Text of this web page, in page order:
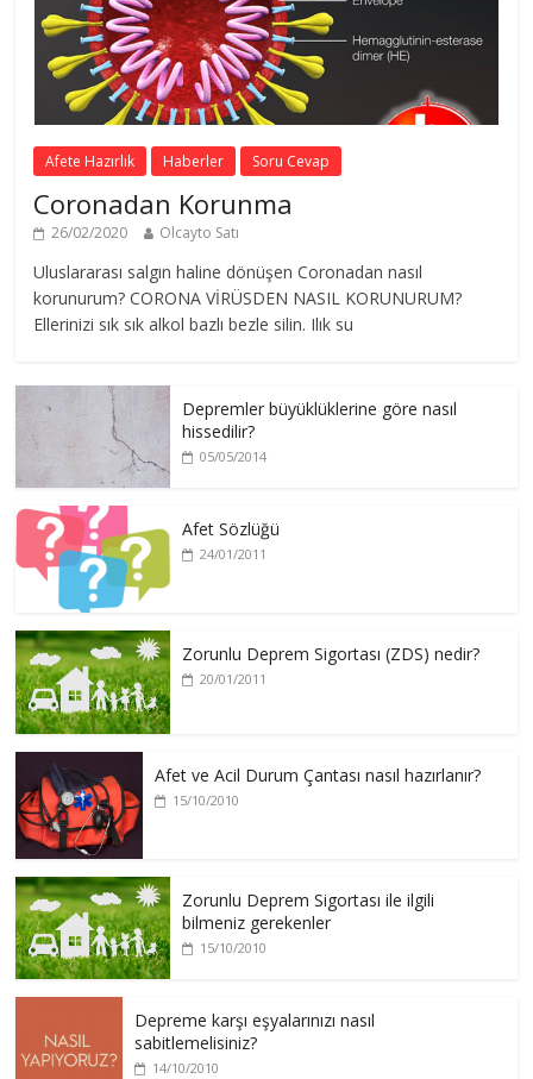
Afete Hazırlık Haberler Soru Cevap
Coronadan Korunma
26/02/2020 Olcayto Satı
Uluslararası salgın haline dönüşen Coronadan nasıl
korunurum? CORONA VİRÜSDEN NASIL KORUNURUM?
Ellerinizi sık sık alkol bazlı bezle silin. Ilık su
Depremler büyüklüklerine göre nasıl
hissedilir?
05/05/2014
Afet Sözlüğü
24/01/2011
Zorunlu Deprem Sigortası (ZDS) nedir?
20/01/2011
Afet ve Acil Durum Çantası nasıl hazırlanır?
15/10/2010
Zorunlu Deprem Sigortası ile ilgili
bilmeniz gerekenler
15/10/2010
Depreme karşı eşyalarınızı nasıl
sabitlemelisiniz?
14/10/2010